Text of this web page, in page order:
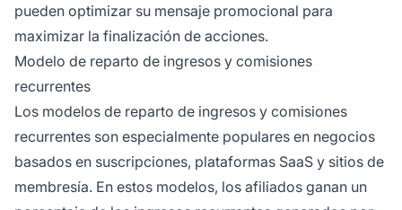
pueden optimizar su mensaje promocional para
maximizar la finalización de acciones.
Modelo de reparto de ingresos y comisiones
recurrentes
Los modelos de reparto de ingresos y comisiones
recurrentes son especialmente populares en negocios
basados en suscripciones, plataformas SaaS y sitios de
membresía. En estos modelos, los afiliados ganan un